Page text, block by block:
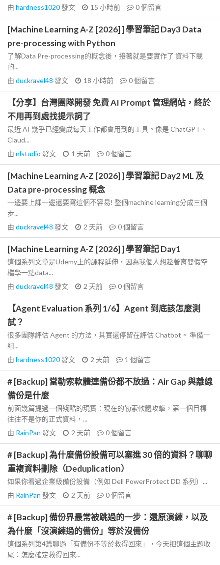
由 hardness1020發文 15 小時前 0個留言
[Machine Learning A-Z [2026] ] 學習筆記 Day3 Data
pre-processing with Python
了解Data Pre-processing的概念後，接著就是要實作了 資料下載
的...
由 duckravel48 發文 18 小時前 0個留言
【分享】台灣團隊開發 免費 AI Prompt 管理網站，終於
不用再到處找提示詞了
最近 AI 幾乎已經變成每天工作都會用到的工具。像是 ChatGPT、
Claud...
由 nlstudio 發文 1 天前 0個留言
[Machine Learning A-Z [2026] ] 學習筆記 Day2 ML 及
Data pre-processing 概念
一邊要上課一邊還要寫這個不容易! 整個machine learning分成三個
步...
由 duckravel48 發文 2 天前 0個留言
[Machine Learning A-Z [2026] ] 學習筆記 Day1
這個系列文章是Udemy上的課程延伸，因為我個人想趁著育嬰假空
檔學一點data...
由 duckravel48 發文 2 天前 0個留言
【Agent Evaluation 系列 1/6】Agent 到底該怎麼測
試？
很多團隊評估 Agent 的方法，其實還停留在評估 Chatbot。 準備一
組...
由 hardness1020發文 2 天前 1 個留言
# [Backup] 當勒索軟體連備份都不放過：Air Gap 與離線
備份是什麼
前面幾篇提過一個殘酷的現實：現在的勒索軟體攻擊，第一個目標
往往不是你的正式資料，...
由 RainPan 發文 2 天前 0個留言
# [Backup] 為什麼備份設備可以塞進 30 倍的資料？聊聊
重複資料刪除（Deduplication）
如果你看過企業級備份設備（例如 Dell PowerProtect DD 系列）...
由 RainPan 發文 2 天前 0個留言
# [Backup] 備份界最常被跳過的一步：還原演練，以及
為什麼「沒演練過的備份」等於沒備份
這個系列第4篇聊過「有備份不等於救得回來」，今天把這個主題收
尾：怎麼確定救得回來...